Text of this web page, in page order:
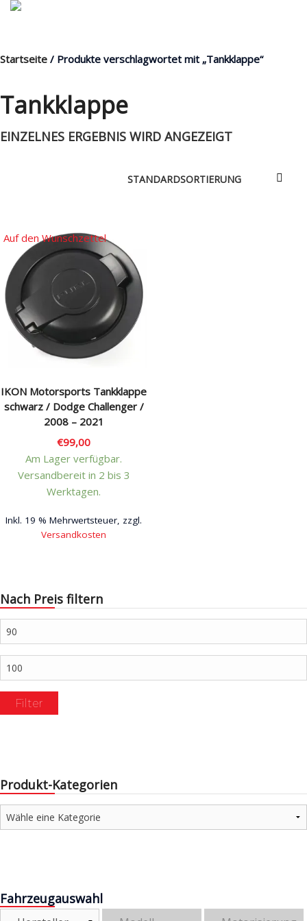
MENÜ
Products
Nach Baugruppen
Wunschliste
Blog
Rechtliches & Service
Startseite / Produkte verschlagwortet mit „Tankklappe“
Tankklappe
EINZELNES ERGEBNIS WIRD ANGEZEIGT
IKON Motorsports Tankklappe
schwarz / Dodge Challenger /
2008 – 2021
€99,00
Am Lager verfügbar.
Versandbereit in 2 bis 3
Werktagen.
Inkl. 19 % Mehrwertsteuer, zzgl.
Versandkosten
Auf den Wunschzettel
Nach Preis filtern
Min.
Preis
Max.
Preis
Filter
Produkt-Kategorien
Fahrzeugauswahl